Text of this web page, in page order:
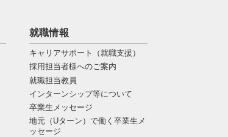
就職情報
キャリアサポート（就職支援）
採用担当者様へのご案内
就職担当教員
インターンシップ等について
卒業生メッセージ
地元（Uターン）で働く卒業生メ
ッセージ